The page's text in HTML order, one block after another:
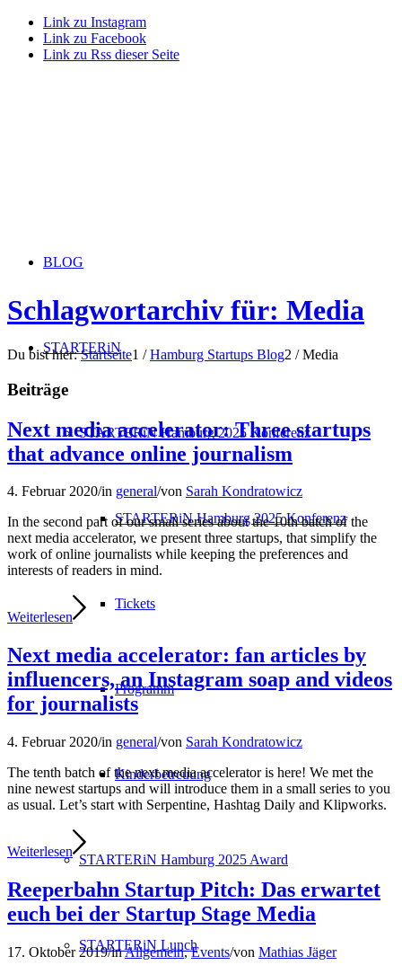
Link zu Instagram
Link zu Facebook
Link zu Rss dieser Seite
BLOG
STARTERiN
STARTERiN Hamburg 2025 Konferenz
STARTERiN Hamburg 2025 Konferenz
Tickets
Programm
Kinderbetreuung
STARTERiN Hamburg 2025 Award
STARTERiN Lunch
Schlagwortarchiv für: Media
Du bist hier: Startseite1 / Hamburg Startups Blog2 / Media
Beiträge
Next media accelerator: Three startups
that advance online journalism
4. Februar 2020/in general/von Sarah Kondratowicz
In the second part of our small series about the 10th batch of the
next media accelerator, we present three startups, that simplify the
work of online journalists while keeping the preferences and
interests of readers in mind.
Weiterlesen
Next media accelerator: fan articles by
influencers, an Instagram soap and videos
for journalists
4. Februar 2020/in general/von Sarah Kondratowicz
The tenth batch of the next media accelerator is here! We met the
nine newest startups and will introduce them in a small series to you
as usual. Let’s start with Serpentine, Hashtag Daily and Klipworks.
Weiterlesen
Reeperbahn Startup Pitch: Das erwartet
euch bei der Startup Stage Media
17. Oktober 2019/inAllgemein,Events/von Mathias Jäger